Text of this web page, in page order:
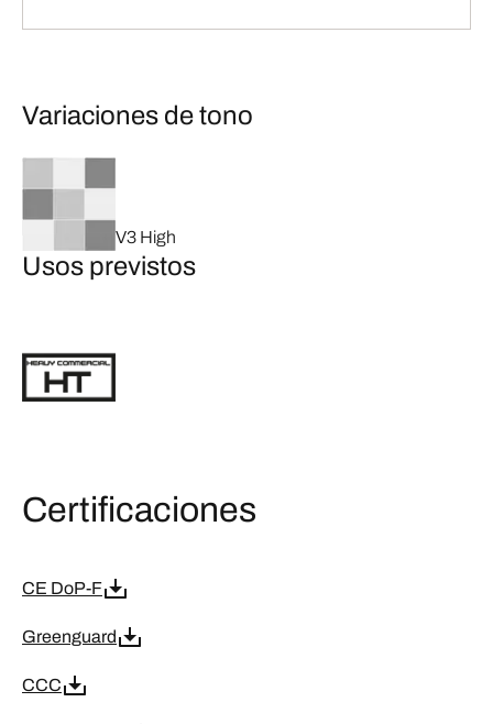
Variaciones de tono
V3 High
Usos previstos
Certificaciones
CE DoP-F
Greenguard
CCC